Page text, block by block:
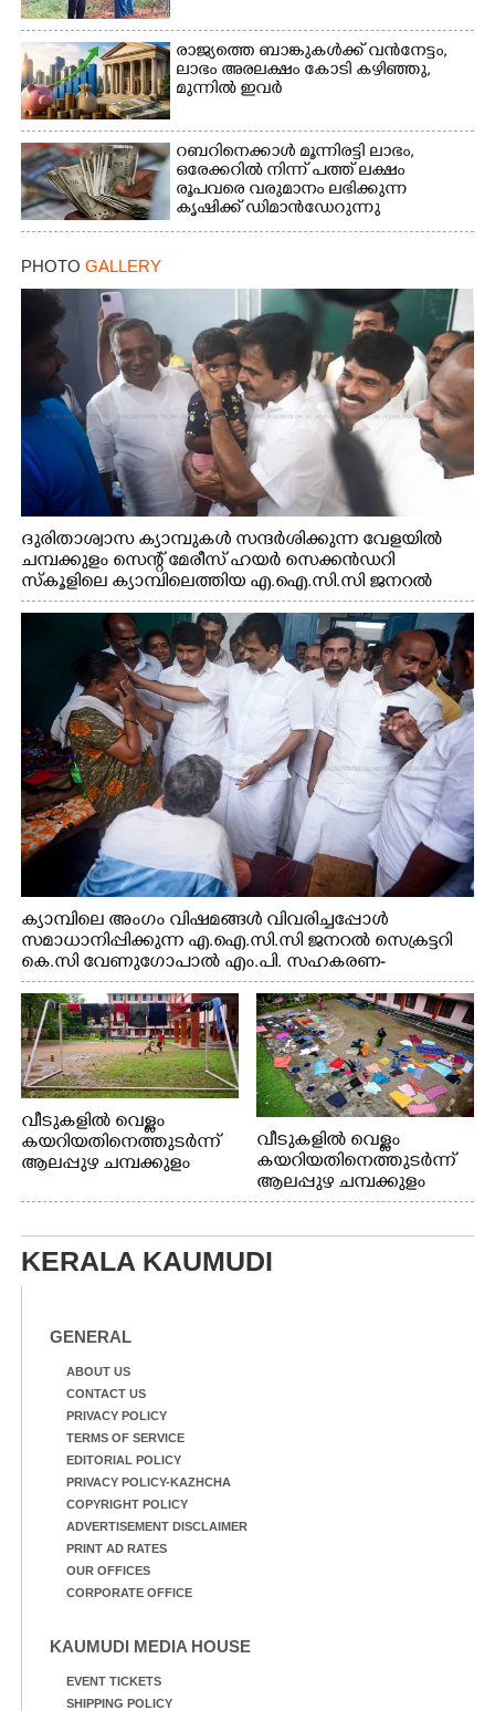
രാജ്യത്തെ ബാങ്കുകൾക്ക് വൻനേട്ടം,​
ലാഭം അരലക്ഷം കോടി കഴിഞ്ഞു,​
മുന്നിൽ ഇവർ
റബറിനെക്കാൾ മൂന്നിരട്ടി ലാഭം,​
ഒരേക്കറിൽ നിന്ന് പത്ത് ലക്ഷം
രൂപവരെ വരുമാനം ലഭിക്കുന്ന
കൃഷിക്ക് ഡിമാൻഡേറുന്നു
PHOTO GALLERY
ദുരിതാശ്വാസ ക്യാമ്പുകൾ സന്ദർശിക്കുന്ന വേളയിൽ
ചമ്പക്കുളം സെന്റ് മേരീസ് ഹയർ സെക്കൻഡറി
സ്കൂളിലെ ക്യാമ്പിലെത്തിയ എ.ഐ.സി.സി ജനറൽ
സെക്രട്ടറി കെ.സി വേണുഗോപാൽ എം.പി കുരുന്നിനെ
എടുത്ത് ലാളിച്ചപ്പോൾ. സഹകരണ-എക്സൈസ്
വകുപ്പ് മന്ത്രി എം. ലിജു, കൃഷിവകുപ്പ് മന്ത്രി ടി. സിദ്ദിഖ്,
റെജി ചെറിയാൻ എം. എൽ. എ എന്നിവർ സമീപം
ക്യാമ്പിലെ അംഗം വിഷമങ്ങൾ വിവരിച്ചപ്പോൾ
സമാധാനിപ്പിക്കുന്ന എ.ഐ.സി.സി ജനറൽ സെക്രട്ടറി
കെ.സി വേണുഗോപാൽ എം.പി. സഹകരണ-
എക്സൈസ് വകുപ്പ് മന്ത്രി എം. ലിജു, എന്നിവർ
വീടുകളിൽ വെള്ളം
കയറിയതിനെത്തുടർന്ന്
ആലപ്പുഴ ചമ്പക്കുളം
പോരൂക്കര സെൻട്രൽ
ക്യാമ്പിലെത്തിയവർ
വസ്ത്രങ്ങൾ
ഉണക്കാനിട്ടിരിക്കുന്ന
ഫുട്ബോൾ കളികളിൽ
കുട്ടികൾ
വീടുകളിൽ വെള്ളം
കയറിയതിനെത്തുടർന്ന്
ആലപ്പുഴ ചമ്പക്കുളം
ഫാദർ തോമസ്
ക്യാമ്പിലെത്തിയവർ മഴ
KERALA KAUMUDI
GENERAL
ABOUT US
CONTACT US
PRIVACY POLICY
TERMS OF SERVICE
EDITORIAL POLICY
PRIVACY POLICY-KAZHCHA
COPYRIGHT POLICY
ADVERTISEMENT DISCLAIMER
PRINT AD RATES
OUR OFFICES
CORPORATE OFFICE
KAUMUDI MEDIA HOUSE
EVENT TICKETS
SHIPPING POLICY